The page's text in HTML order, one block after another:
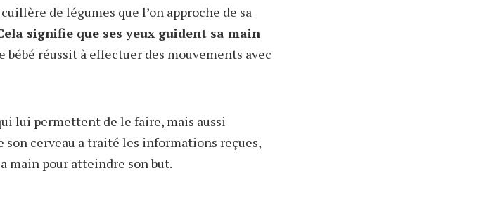
de légumes que l’on approche de sa
signifie que ses yeux guident sa main
bébé réussit à effectuer des mouvements avec
lui permettent de le faire, mais aussi
son cerveau a traité les informations reçues,
main pour atteindre son but.